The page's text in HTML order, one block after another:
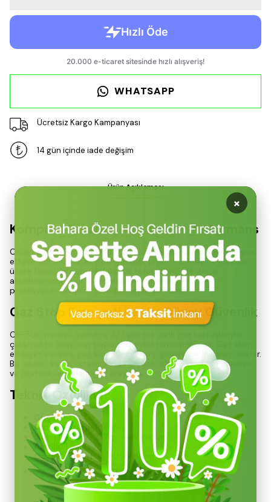
WHATSAPP
Ücretsiz Kargo Kampanyası
14 gün içinde iade değişim
Ürün Açıklaması
Kompakt Tasarım, Maksimum Performans
Orcamp Mini Portatif Ocak CK-506, kamp, piknik ve açık hava
etkinliklerinde yüksek performanslı pişirme deneyimi sunmak
üzere tasarlanmıştır. Hafifliği ve taşınabilirliği ile doğa
aktivitelerinde mutfak konforunu yanınıza getirirken,
profesyonel kullanım standartlarına da sahiptir.
Gaz Stop Emniyeti ile Üst Düzey Güvenlik
CK-506 modeli, yalnızca 227 gramlık valfli gaz kartuşlarıyla
çalışmakta olup, tüp bağlantısı gerektirmemektedir. Gaz stop
emniyet sistemi, gaz sızıntılarına karşı güvenli bir kullanım sağlar.
Bu özellik, kamp ortamlarında en çok ihtiyaç duyulan güvenlik
ve pratiklik unsurlarını bir araya getirir.
Teknik Özellikler
Güç:1.86 kW
Gaz Tüketimi:146 g/h
Gaz Tipi:KTS-227 gr valfli kartuş
Ağırlık:1.5 kg
Ocak Ölçüleri:18 x 25 x 6 cm
Devamını Göster
×